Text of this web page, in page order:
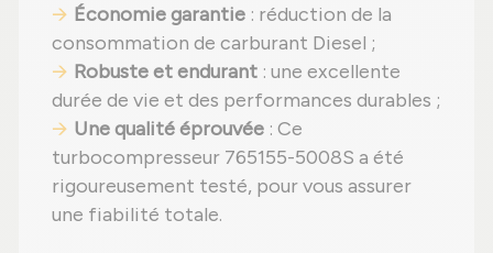
Économie garantie : réduction de la
consommation de carburant Diesel ;
Robuste et endurant : une excellente
durée de vie et des performances durables ;
Une qualité éprouvée : Ce
turbocompresseur 765155-5008S a été
rigoureusement testé, pour vous assurer
une fiabilité totale.